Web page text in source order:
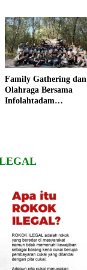
Family Gathering dan
Olahraga Bersama
Infolahtadam